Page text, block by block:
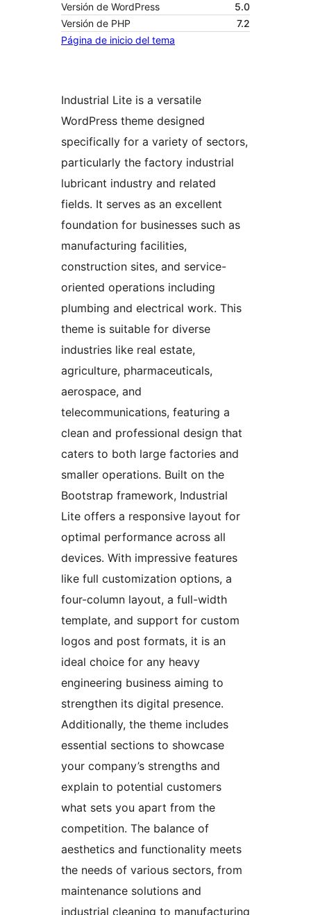
Versión de WordPress
5.0
Versión de PHP
7.2
Página de inicio del tema
Industrial Lite is a versatile
WordPress theme designed
specifically for a variety of sectors,
particularly the factory industrial
lubricant industry and related
fields. It serves as an excellent
foundation for businesses such as
manufacturing facilities,
construction sites, and service-
oriented operations including
plumbing and electrical work. This
theme is suitable for diverse
industries like real estate,
agriculture, pharmaceuticals,
aerospace, and
telecommunications, featuring a
clean and professional design that
caters to both large factories and
smaller operations. Built on the
Bootstrap framework, Industrial
Lite offers a responsive layout for
optimal performance across all
devices. With impressive features
like full customization options, a
four-column layout, a full-width
template, and support for custom
logos and post formats, it is an
ideal choice for any heavy
engineering business aiming to
strengthen its digital presence.
Additionally, the theme includes
essential sections to showcase
your company’s strengths and
explain to potential customers
what sets you apart from the
competition. The balance of
aesthetics and functionality meets
the needs of various sectors, from
maintenance solutions and
industrial cleaning to manufacturing